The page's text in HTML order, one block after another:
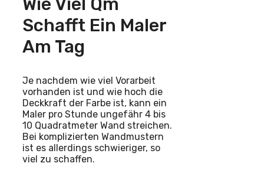
Schafft Ein Maler
Am Tag
Je nachdem wie viel Vorarbeit
vorhanden ist und wie hoch die
Deckkraft der Farbe ist, kann ein
Maler pro Stunde ungefähr 4 bis
10 Quadratmeter Wand streichen.
Bei komplizierten Wandmustern
ist es allerdings schwieriger, so
viel zu schaffen.